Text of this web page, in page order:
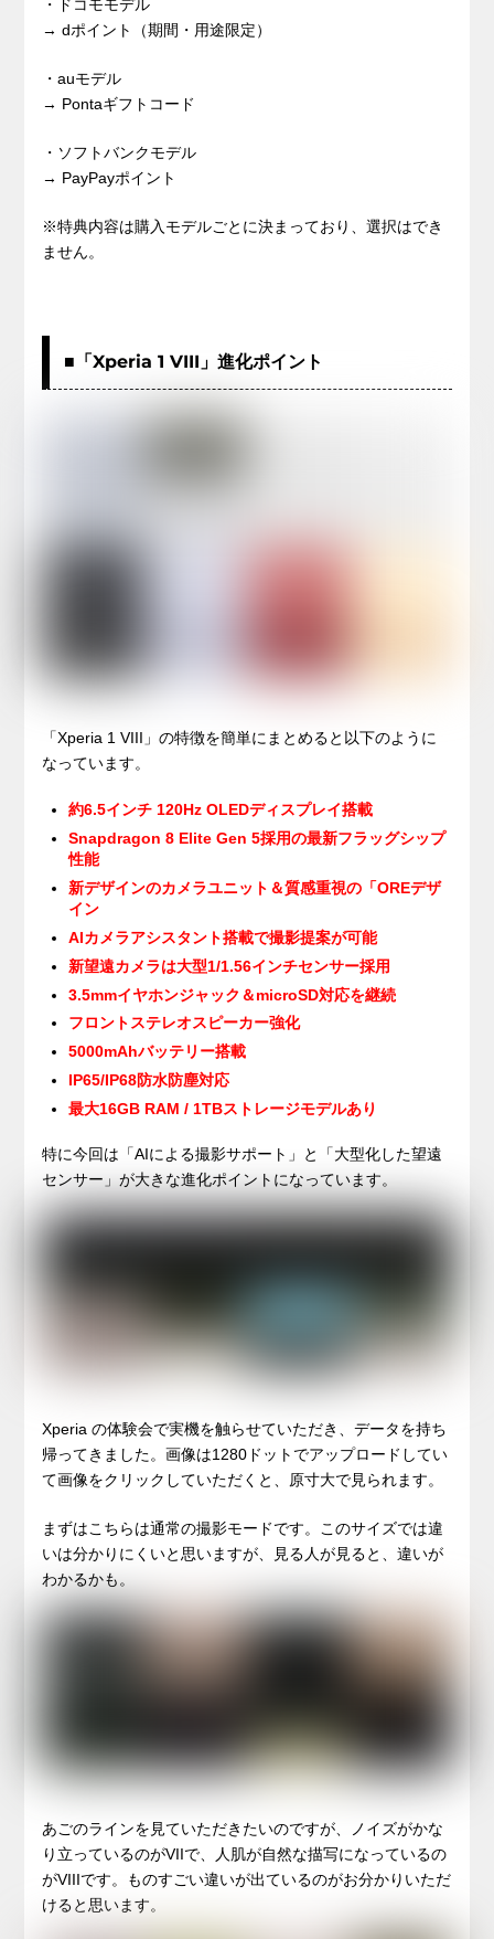
・ドコモモデル
→ dポイント（期間・用途限定）
・auモデル
→ Pontaギフトコード
・ソフトバンクモデル
→ PayPayポイント
※特典内容は購入モデルごとに決まっており、選択はでき
ません。
■「Xperia 1 VIII」進化ポイント
「Xperia 1 VIII」の特徴を簡単にまとめると以下のように
なっています。
約6.5インチ 120Hz OLEDディスプレイ搭載
Snapdragon 8 Elite Gen 5採用の最新フラッグシップ
性能
新デザインのカメラユニット＆質感重視の「OREデザ
イン
AIカメラアシスタント搭載で撮影提案が可能
新望遠カメラは大型1/1.56インチセンサー採用
3.5mmイヤホンジャック＆microSD対応を継続
フロントステレオスピーカー強化
5000mAhバッテリー搭載
IP65/IP68防水防塵対応
最大16GB RAM / 1TBストレージモデルあり
特に今回は「AIによる撮影サポート」と「大型化した望遠
センサー」が大きな進化ポイントになっています。
Xperia の体験会で実機を触らせていただき、データを持ち
帰ってきました。画像は1280ドットでアップロードしてい
て画像をクリックしていただくと、原寸大で見られます。
まずはこちらは通常の撮影モードです。このサイズでは違
いは分かりにくいと思いますが、見る人が見ると、違いが
わかるかも。
あごのラインを見ていただきたいのですが、ノイズがかな
り立っているのがVIIで、人肌が自然な描写になっているの
がVIIIです。ものすごい違いが出ているのがお分かりいただ
けると思います。